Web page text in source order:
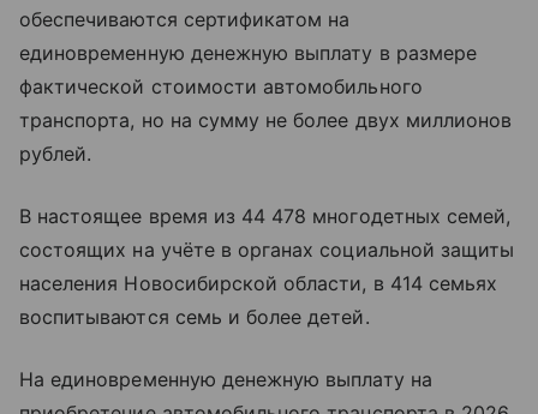
обеспечиваются сертификатом на
единовременную денежную выплату в размере
фактической стоимости автомобильного
транспорта, но на сумму не более двух миллионов
рублей.
В настоящее время из 44 478 многодетных семей,
состоящих на учёте в органах социальной защиты
населения Новосибирской области, в 414 семьях
воспитываются семь и более детей.
На единовременную денежную выплату на